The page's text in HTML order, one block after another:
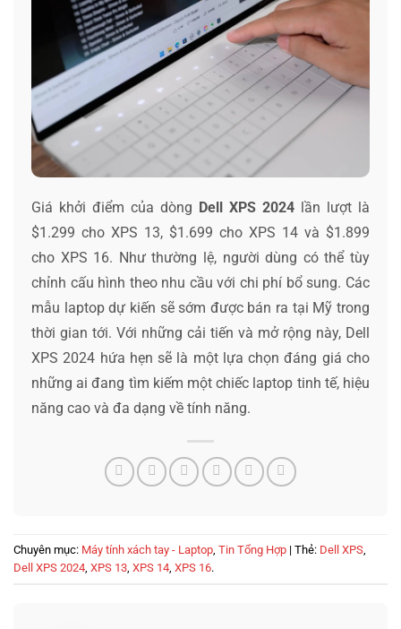
Giá khởi điểm của dòng Dell XPS 2024 lần lượt là
$1.299 cho XPS 13, $1.699 cho XPS 14 và $1.899
cho XPS 16. Như thường lệ, người dùng có thể tùy
chỉnh cấu hình theo nhu cầu với chi phí bổ sung. Các
mẫu laptop dự kiến sẽ sớm được bán ra tại Mỹ trong
thời gian tới. Với những cải tiến và mở rộng này, Dell
XPS 2024 hứa hẹn sẽ là một lựa chọn đáng giá cho
những ai đang tìm kiếm một chiếc laptop tinh tế, hiệu
năng cao và đa dạng về tính năng.
Chuyên mục: Máy tính xách tay - Laptop Tin Tổng Hợp | Thẻ: Dell XPS
Dell XPS 2024 XPS 13 XPS 14 XPS 16.